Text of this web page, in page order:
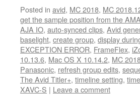
Posted in avid, MC 2018, MC
get the sample position from the
AJA IO, auto-synced clips, Avid
baselight, create group, display
EXCEPTION ERROR, FrameFlex,
10.13.6, Mac OS X 10.14.2, MC
Panasonic, refresh group edits,
The Avid Titler+, timeline setting,
XAVC-S | Leave a comment